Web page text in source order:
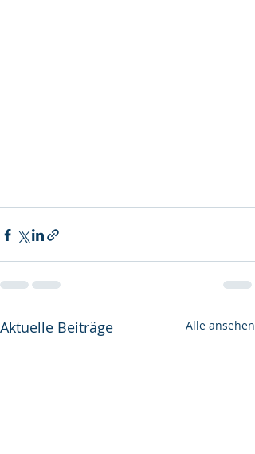
Aktuelle Beiträge Alle ansehen